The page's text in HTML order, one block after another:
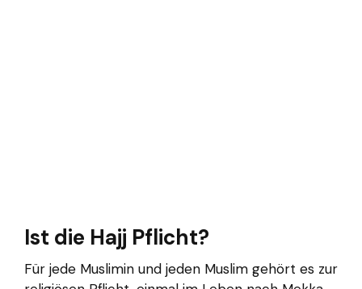
Ist die Hajj Pflicht?
Für jede Muslimin und jeden Muslim gehört es zur